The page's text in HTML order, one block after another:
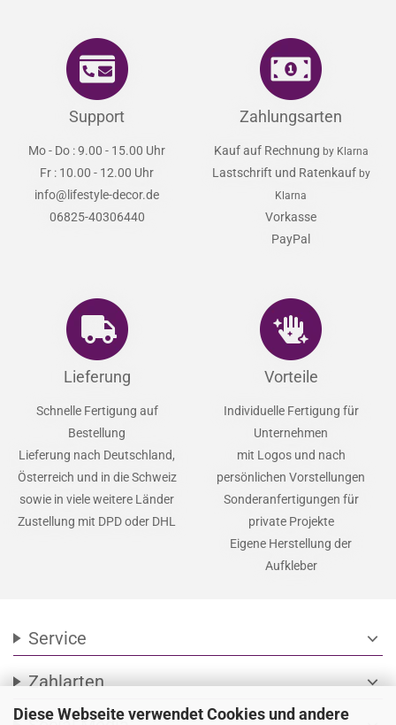
Diese Webseite verwendet Cookies und andere
Support
Mo - Do : 9.00 - 15.00 Uhr
Fr : 10.00 - 12.00 Uhr
info@lifestyle-decor.de
06825-40306440
Zahlungsarten
Kauf auf Rechnung by Klarna
Lastschrift und Ratenkauf by
Klarna
Vorkasse
PayPal
Lieferung
Schnelle Fertigung auf
Bestellung
Lieferung nach Deutschland,
Österreich und in die Schweiz
sowie in viele weitere Länder
Zustellung mit DPD oder DHL
Vorteile
Individuelle Fertigung für
Unternehmen
mit Logos und nach
persönlichen Vorstellungen
Sonderanfertigungen für
private Projekte
Eigene Herstellung der
Aufkleber
Service expand_more
Zahlarten expand_more